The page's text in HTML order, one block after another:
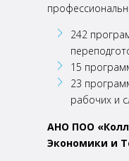
242
15
23
рабочих и
АНО ПОО
Экономики и